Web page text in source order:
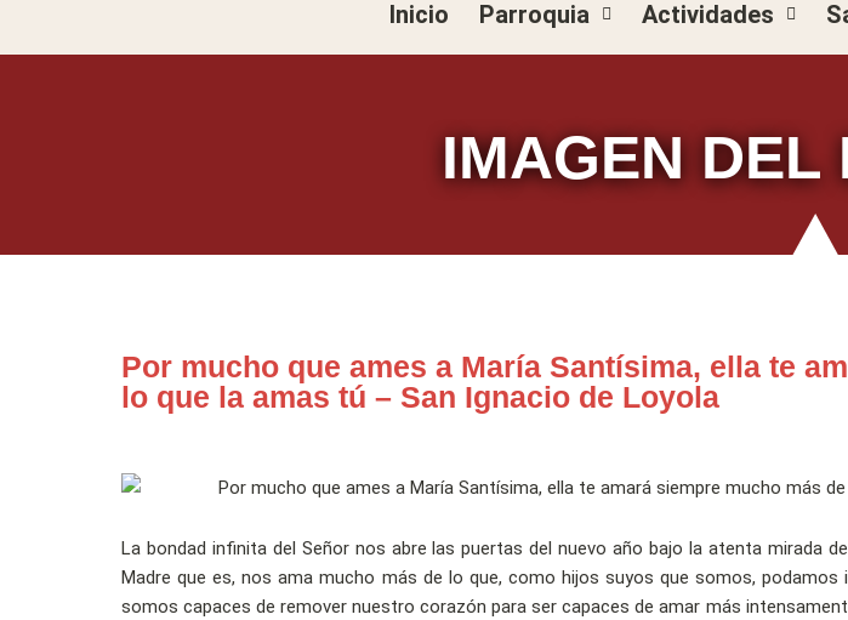
Inicio Parroquia Actividades
IMAGEN DEL
Por mucho que ames a María Santísima, ella te
lo que la amas tú – San Ignacio de Loyola
La bondad infinita del Señor nos abre las puertas del nuevo año bajo la atenta mirada
Madre que es, nos ama mucho más de lo que, como hijos suyos que somos, podamos
somos capaces de remover nuestro corazón para ser capaces de amar más